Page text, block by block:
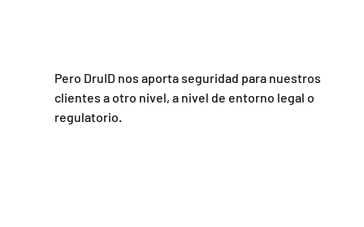
Pero DruID nos aporta seguridad para nuestros
clientes a otro nivel, a nivel de entorno legal o
regulatorio.